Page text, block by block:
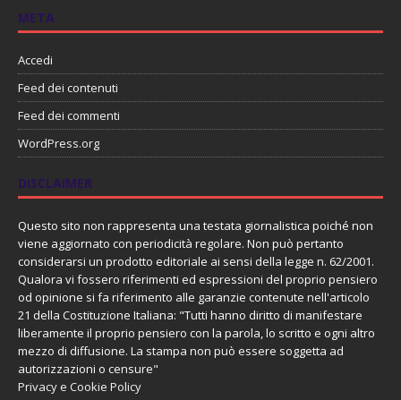
META
Accedi
Feed dei contenuti
Feed dei commenti
WordPress.org
DISCLAIMER
Questo sito non rappresenta una testata giornalistica poiché non
viene aggiornato con periodicità regolare. Non può pertanto
considerarsi un prodotto editoriale ai sensi della legge n. 62/2001.
Qualora vi fossero riferimenti ed espressioni del proprio pensiero
od opinione si fa riferimento alle garanzie contenute nell'articolo
21 della Costituzione Italiana: "Tutti hanno diritto di manifestare
liberamente il proprio pensiero con la parola, lo scritto e ogni altro
mezzo di diffusione. La stampa non può essere soggetta ad
autorizzazioni o censure"
Privacy e Cookie Policy